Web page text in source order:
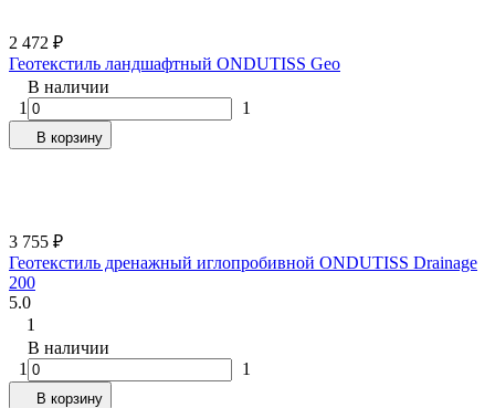
2 472 ₽
Геотекстиль ландшафтный ONDUTISS Geo
В наличии
1
1
В корзину
3 755 ₽
Геотекстиль дренажный иглопробивной ONDUTISS Drainage
200
5.0
1
В наличии
1
1
В корзину